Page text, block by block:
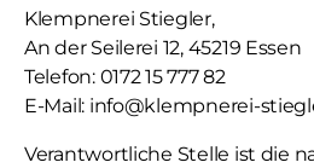
Klempnerei Stiegler,
An der Seilerei 12, 45219 Essen
Telefon: 0172 15 777 82
E-Mail: info@klempnerei-
Verantwortliche Stelle ist die